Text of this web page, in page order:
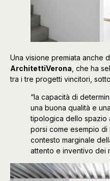
Una visione premiata anche
ArchitettiVerona , che ha
tra i tre progetti vincitori,
“la capacità di
una buona qualità e
tipologica dello spazio
porsi come esempio di
contesto marginale
attento e inventivo dei